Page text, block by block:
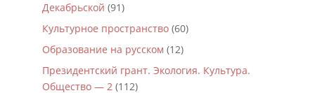
Декабрьской (91)
Культурное пространство(60)
Образование на русском (12)
Президентский грант. Экология. Культура.
Общество — 2(112)